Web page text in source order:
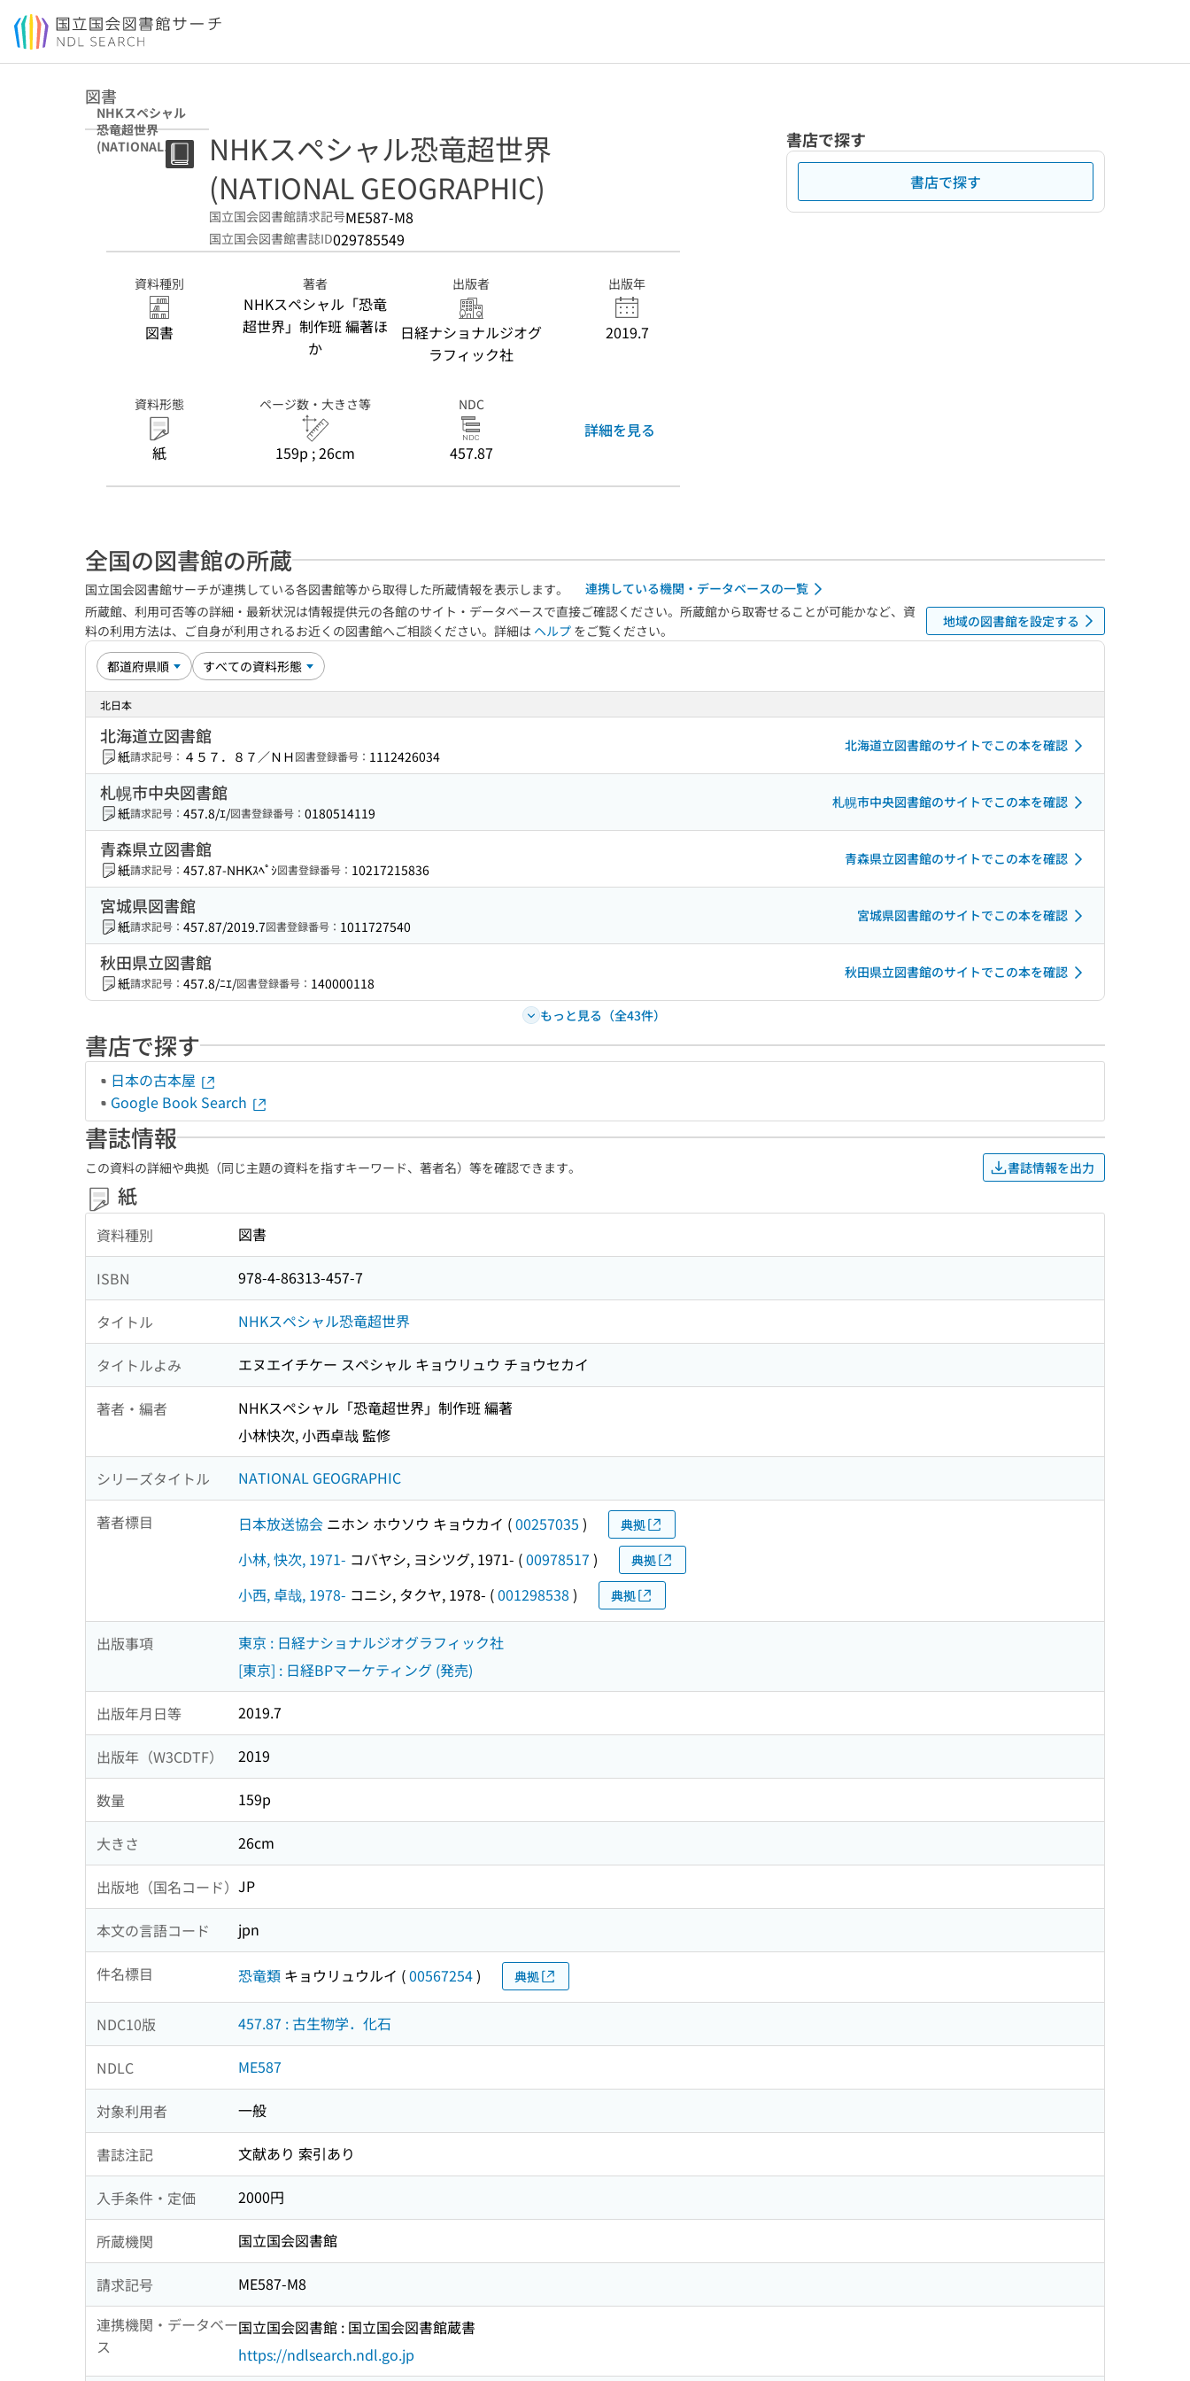
本文へ移動
図書
NHKスペシャル
恐竜超世界
(NATIONAL
GEOGRAPHIC)
NHKスペシャル恐竜超世界
(NATIONAL GEOGRAPHIC)
国立国会図書館請求記号ME587-M8
国立国会図書館書誌ID029785549
資料種別
図書
著者
NHKスペシャル「恐竜
超世界」制作班 編著ほ
か
出版者
日経ナショナルジオグ
ラフィック社
出版年
2019.7
資料形態
紙
ページ数・大きさ等
159p ; 26cm
NDC
457.87
詳細を見る
書店で探す
書店で探す
全国の図書館の所蔵
国立国会図書館サーチが連携している各図書館等から取得した所蔵情報を表示します。
連携している機関・データベースの一覧
所蔵館、利用可否等の詳細・最新状況は情報提供元の各館のサイト・データベースで直接ご確認ください。所蔵館から取寄せることが可能かなど、資
料の利用方法は、ご自身が利用されるお近くの図書館へご相談ください。詳細は ヘルプ をご覧ください。
地域の図書館を設定する
北日本
北海道立図書館
紙請求記号： ４５７．８７／ＮＨ図書登録番号： 1112426034
北海道立図書館のサイトでこの本を確認
札幌市中央図書館
紙請求記号： 457.8/ｴ/図書登録番号： 0180514119
札幌市中央図書館のサイトでこの本を確認
青森県立図書館
紙請求記号： 457.87-NHKｽﾍﾟｼ図書登録番号： 10217215836
青森県立図書館のサイトでこの本を確認
宮城県図書館
紙請求記号： 457.87/2019.7図書登録番号： 1011727540
宮城県図書館のサイトでこの本を確認
秋田県立図書館
紙請求記号： 457.8/ﾆｴ/図書登録番号： 140000118
秋田県立図書館のサイトでこの本を確認
もっと見る（全43件）
書店で探す
日本の古本屋
Google Book Search
書誌情報
この資料の詳細や典拠（同じ主題の資料を指すキーワード、著者名）等を確認できます。 書誌情報を出力
紙
資料種別 図書
ISBN 978-4-86313-457-7
タイトル NHKスペシャル恐竜超世界
タイトルよみ エヌエイチケー スペシャル キョウリュウ チョウセカイ
著者・編者
NHKスペシャル「恐竜超世界」制作班 編著
小林快次, 小西卓哉 監修
シリーズタイトル NATIONAL GEOGRAPHIC
著者標目 日本放送協会 ニホン ホウソウ キョウカイ (00257035 ) 典拠
小林, 快次, 1971- コバヤシ, ヨシツグ, 1971- (00978517 ) 典拠
小西, 卓哉, 1978- コニシ, タクヤ, 1978- (001298538 ) 典拠
出版事項
東京 : 日経ナショナルジオグラフィック社
[東京] : 日経BPマーケティング (発売)
出版年月日等 2019.7
出版年（W3CDTF） 2019
数量 159p
大きさ 26cm
出版地（国名コード） JP
本文の言語コード jpn
件名標目 恐竜類 キョウリュウルイ (00567254) 典拠
NDC10版 457.87 : 古生物学．化石
NDLC ME587
対象利用者 一般
書誌注記 文献あり 索引あり
入手条件・定価 2000円
所蔵機関 国立国会図書館
請求記号
ME587-M8
連携機関・データベー
ス
国立国会図書館 : 国立国会図書館蔵書
https://ndlsearch.ndl.go.jp